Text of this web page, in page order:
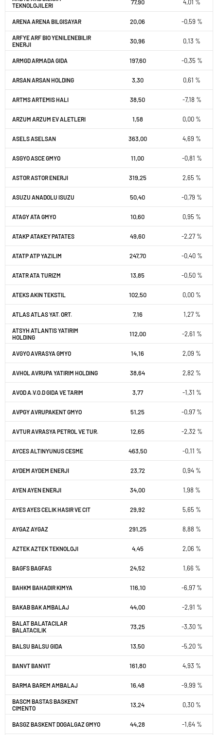
TEKNOLOJILERI
77,90 4,01 %
ARENA ARENA BILGISAYAR 20,06 -0,59 %
ARFYE ARF BIO YENILENEBILIR
ENERJI
30,96 0,13 %
ARMGD ARMADA GIDA 197,60 -0,35 %
ARSAN ARSAN HOLDING 3,30 0,61 %
ARTMS ARTEMIS HALI 38,50 -7,18 %
ARZUM ARZUM EV ALETLERI 1,58 0,00 %
ASELS ASELSAN 363,00 4,69 %
ASGYO ASCE GMYO 11,00 -0,81 %
ASTOR ASTOR ENERJI 319,25 2,65 %
ASUZU ANADOLU ISUZU 50,40 -0,79 %
ATAGY ATA GMYO 10,60 0,95 %
ATAKP ATAKEY PATATES 49,60 -2,27 %
ATATP ATP YAZILIM 247,70 -0,40 %
ATATR ATA TURIZM 13,85 -0,50 %
ATEKS AKIN TEKSTIL 102,50 0,00 %
ATLAS ATLAS YAT. ORT. 7,16 1,27 %
ATSYH ATLANTIS YATIRIM
HOLDING
112,00 -2,61 %
AVGYO AVRASYA GMYO 14,16 2,09 %
AVHOL AVRUPA YATIRIM HOLDING 38,64 2,82 %
AVOD A.V.O.D GIDA VE TARIM 3,77 -1,31 %
AVPGY AVRUPAKENT GMYO 51,25 -0,97 %
AVTUR AVRASYA PETROL VE TUR. 12,65 -2,32 %
AYCES ALTINYUNUS CESME 463,50 -0,11 %
AYDEM AYDEM ENERJI 23,72 0,94 %
AYEN AYEN ENERJI 34,00 1,98 %
AYES AYES CELIK HASIR VE CIT 29,92 5,65 %
AYGAZ AYGAZ 291,25 8,88 %
AZTEK AZTEK TEKNOLOJI 4,45 2,06 %
BAGFS BAGFAS 24,52 1,66 %
BAHKM BAHADIR KIMYA 116,10 -6,97 %
BAKAB BAK AMBALAJ 44,00 -2,91 %
BALAT BALATACILAR
BALATACILIK
73,25 -3,30 %
BALSU BALSU GIDA 13,50 -5,20 %
BANVT BANVIT 161,80 4,93 %
BARMA BAREM AMBALAJ 16,48 -9,99 %
BASCM BASTAS BASKENT
CIMENTO
13,24 0,30 %
BASGZ BASKENT DOGALGAZ GMYO 44,28 -1,64 %